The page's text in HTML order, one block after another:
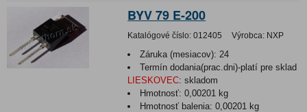
BYV 79 E-200
Katalógové číslo: 012405 Výrobca: NXP
Záruka (mesiacov): 24
Termín dodania(prac.dni)-platí pre sklad
LIESKOVEC: skladom
Hmotnosť:0,00201 kg
Hmotnosť balenia:0,00201 kg